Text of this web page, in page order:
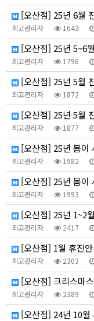
약속합니다
공지사항
오시는길
[오산점] 25년 6월
최고관리자 1643
[오산점] 25년 5~6
최고관리자 1796
[오산점] 25년 5월
최고관리자 1872
[오산점] 25년 5월
최고관리자 1877
[오산점] 25년 봄이
최고관리자 1982
[오산점] 25년 봄이
최고관리자 1993
[오산점] 25년 1~2
최고관리자 2417
[오산점] 1월 휴진
최고관리자 2303
[오산점] 크리스마
최고관리자 2389
[오산점] 24년 10월